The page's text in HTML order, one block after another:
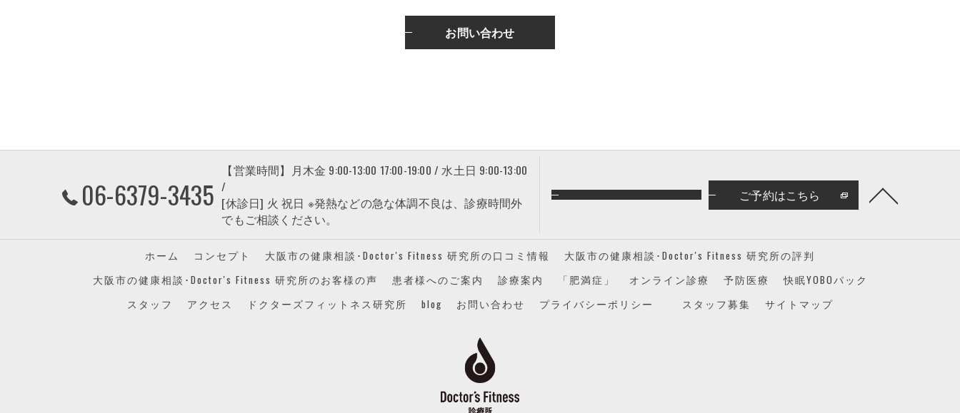
お問い合わせ
06-6379-3435
【営業時間】月木金 9:00-13:00 17:00-19:00 / 水土日 9:00-13:00
/
[休診日] 火 祝日 ※発熱などの急な体調不良は、診療時間外
でもご相談ください。
ご予約はこちら
ホーム コンセプト 大阪市の健康相談･Doctor's Fitness 研究所の口コミ情報
大阪市の健康相談･Doctor's Fitness 研究所の評判
大阪市の健康相談･Doctor's Fitness 研究所のお客様の声
患者様へのご案内 診療案内 「肥満症」 オンライン診療 予防医療
快眠YOBOパック
スタッフ
アクセス ドクターズフィットネス研究所 blog お問い合わせ プライバシーポリシー スタッフ募集 サイトマップ